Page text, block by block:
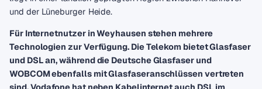
und der Lüneburger Heide.
Für Internetnutzer in Weyhausen stehen mehrere
Technologien zur Verfügung. Die Telekom bietet Glasfaser
und DSL an, während die Deutsche Glasfaser und
WOBCOM ebenfalls mit Glasfaseranschlüssen vertreten